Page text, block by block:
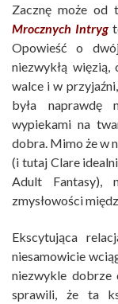
Zacznę może od
Mrocznych Intryg
Opowieść o
niezwykłą
walce i w
była naprawdę
wypiekami na
dobra. Mimo że w
(i tutaj Clare
Adult Fantasy),
zmysłowości
Ekscytująca
niesamowicie
niezwykle dobrze
sprawili, że ta